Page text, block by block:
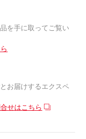
を手に取ってご覧い
お届けするエクスペ
せはこちら